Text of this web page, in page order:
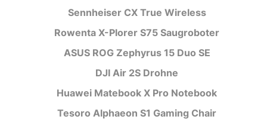
Sennheiser CX True Wireless
Rowenta X-Plorer S75 Saugroboter
ASUS ROG Zephyrus 15 Duo SE
DJI Air 2S Drohne
Huawei Matebook X Pro Notebook
Tesoro Alphaeon S1 Gaming Chair